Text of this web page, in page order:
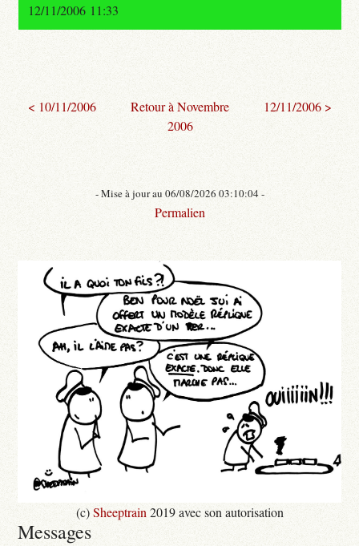
12/11/2006 11:33
< 10/11/2006
Retour à Novembre
2006
12/11/2006 >
- Mise à jour au 06/08/2026 03:10:04 -
Permalien
(c)Sheeptrain 2019 avec son autorisation
Messages